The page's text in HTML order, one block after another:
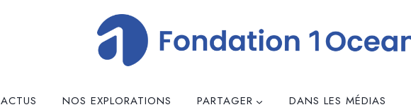
ACTUS NOS EXPLORATIONS PARTAGER DANS LES MÉDIAS